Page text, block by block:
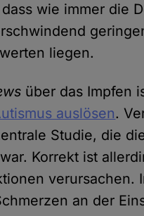
wie immer die
liegen.
über das Impfen
auslösen.
Studie, die
Korrekt ist
verursachen.
an der